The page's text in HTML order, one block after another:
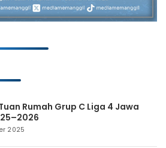
Rumah Grup C Liga 4 Jawa
2025